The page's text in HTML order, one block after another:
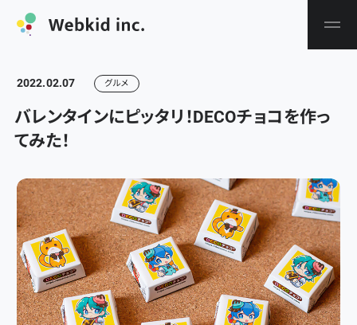
2022.02.07 グルメ
バレンタインにピッタリ！DECOチョコを作っ
てみた！